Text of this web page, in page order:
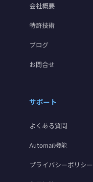
会社概要
特許技術
ブログ
お問合せ
サポート
よくある質問
Automail機能
プライバシーポリシー